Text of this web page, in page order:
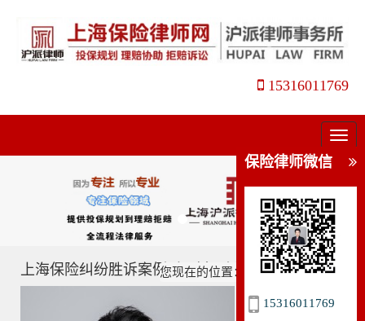
15316011769
菜
单
上海保险纠纷胜诉案例_保险拒赔维权成功案例
您现在的位置： 主页>成功案例>
保险律师微信
15316011769